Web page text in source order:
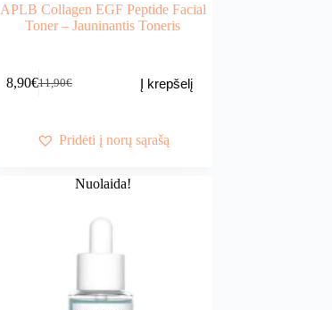
APLB Collagen EGF Peptide Facial
Toner – Jauninantis Toneris
11,90€
Original
11,90€.
8,90€Current
8,90€.
Į krepšelį
Pridėti į norų sąrašą
Nuolaida!